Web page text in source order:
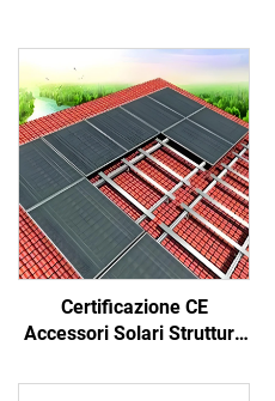
Certificazione CE
Accessori Solari Struttura
Tegole per Tetto